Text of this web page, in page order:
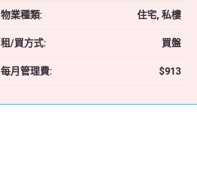
物業種類: 住宅, 私樓
租/買方式: 買盤
每月管理費: $913